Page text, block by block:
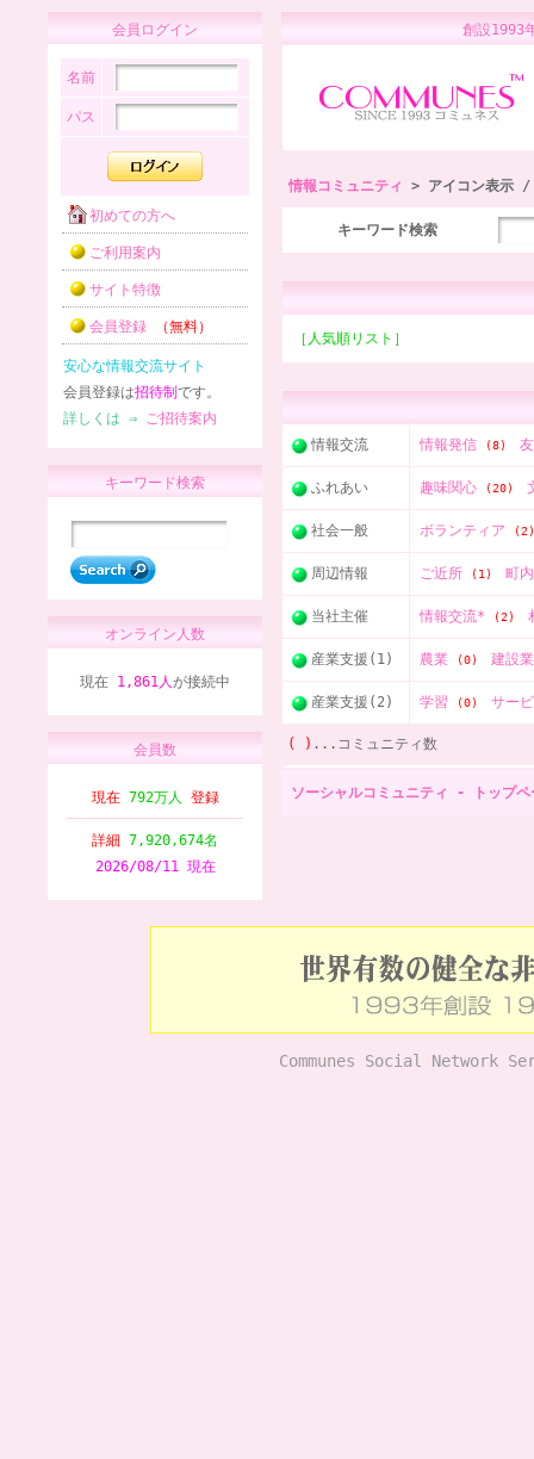
会員ログイン
名前
パス
初めての方へ
ご利用案内
サイト特徴
会員登録 （無料）
安心な情報交流サイト
会員登録は招待制 です。
詳しくは ⇒ ご招待案内
キーワード検索
オンライン人数
現在 1,861人が接続中
会員数
現在 792万人 登録
詳細 7,920,674名
2026/08/11 現在
創設
情報コミュニティ > アイコン表示
キーワード検索
［人気順リスト］
情報交流 情報発信 (8)
ふれあい 趣味関心 (20)
社会一般 ボランティア (2)
周辺情報 ご近所 (1) 町
当社主催 情報交流* (2)
産業支援(1) 農業 (0) 建設
産業支援(2) 学習 (0) サー
( ) ...コミュニティ数
ソーシャルコミュニティ - トップペ
Communes Social Network